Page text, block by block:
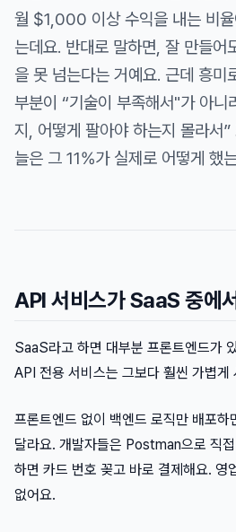
월 $1,000 이상 수익을 내는 비
는데요. 반대로 말하면, 잘 만들
을 못 넘는다는 거예요. 근데 흥
부분이 “기술이 부족해서"가 아니
지, 어떻게 팔아야 하는지 몰라서
늘은 그 11%가 실제로 어떻게 했
API 서비스가 SaaS 중에
SaaS라고 하면 대부분 프론트엔드가
API 전용 서비스는 그보다 훨씬 가볍게
프론트엔드 없이 백엔드 로직만 배포하
달라요. 개발자들은 Postman으로 직
하면 카드 번호 꽂고 바로 결제해요. 영
없어요.